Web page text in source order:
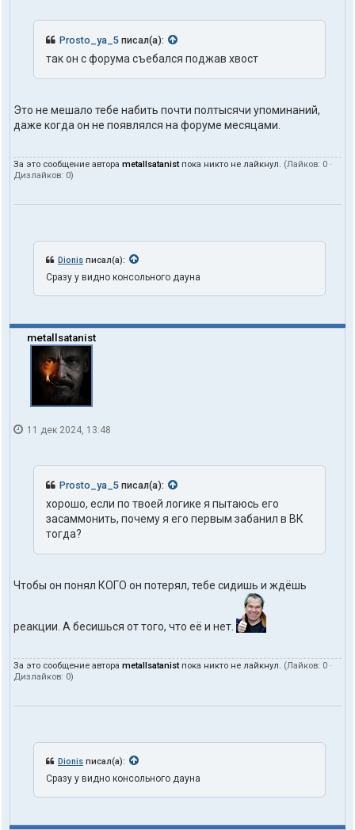
Prosto_ya_5 писал(а):
так он с форума съебался поджав хвост
Это не мешало тебе набить почти полтысячи упоминаний,
даже когда он не появлялся на форуме месяцами.
За это сообщение автора metallsatanistпока никто не лайкнул. (Лайков: 0 ·
Дизлайков: 0)
Dionis писал(а):
Сразу у видно консольного дауна
metallsatanist
11 дек 2024, 13:48
Prosto_ya_5 писал(а):
хорошо, если по твоей логике я пытаюсь его
засаммонить, почему я его первым забанил в ВК
тогда?
Чтобы он понял КОГО он потерял, тебе сидишь и ждёшь
реакции. А бесишься от того, что её и нет.
За это сообщение автора metallsatanistпока никто не лайкнул. (Лайков: 0 ·
Дизлайков: 0)
Dionis писал(а):
Сразу у видно консольного дауна